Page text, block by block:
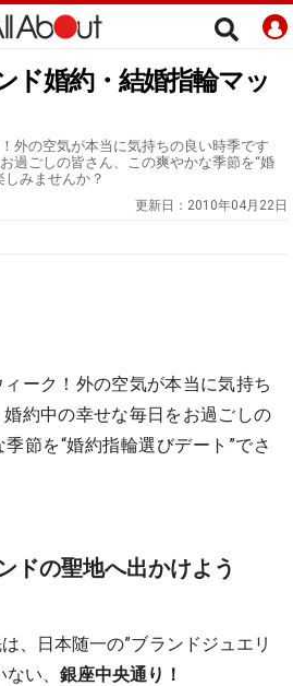
婚約・結婚指輪マッ
外の空気が本当に気持ちの良い時季です
過ごしの皆さん、この爽やかな季節を“婚
みませんか？
更新日： 2010年04月22日
ーク！外の空気が本当に気持ち
約中の幸せな毎日をお過ごしの
節を“婚約指輪選びデート”でさ
ドの聖地へ出かけよう
、日本随一の”ブランドジュエリ
い、 銀座中央通り！